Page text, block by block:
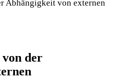
von der⁢